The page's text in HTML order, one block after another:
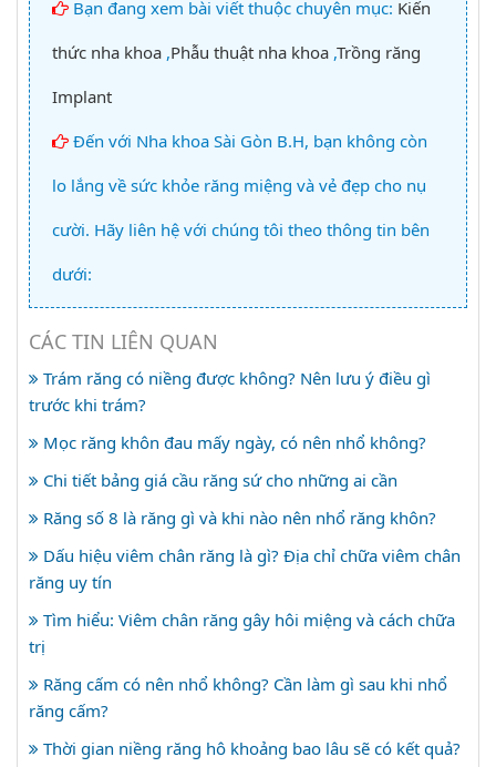
Bạn đang xem bài viết thuộc chuyên mục: Kiến
thức nha khoa ,Phẫu thuật nha khoa ,Trồng răng
Implant
Đến với Nha khoa Sài Gòn B.H, bạn không còn
lo lắng về sức khỏe răng miệng và vẻ đẹp cho nụ
cười. Hãy liên hệ với chúng tôi theo thông tin bên
dưới:
CÁC TIN LIÊN QUAN
Trám răng có niềng được không? Nên lưu ý điều gì
trước khi trám?
Mọc răng khôn đau mấy ngày, có nên nhổ không?
Chi tiết bảng giá cầu răng sứ cho những ai cần
Răng số 8 là răng gì và khi nào nên nhổ răng khôn?
Dấu hiệu viêm chân răng là gì? Địa chỉ chữa viêm chân
răng uy tín
Tìm hiểu: Viêm chân răng gây hôi miệng và cách chữa
trị
Răng cấm có nên nhổ không? Cần làm gì sau khi nhổ
răng cấm?
Thời gian niềng răng hô khoảng bao lâu sẽ có kết quả?